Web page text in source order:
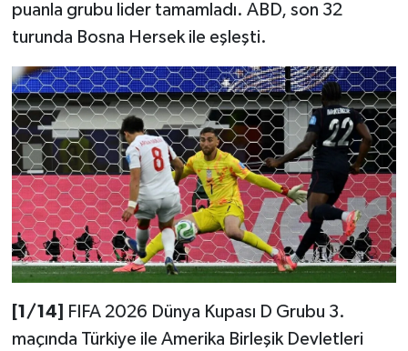
puanla grubu lider tamamladı. ABD, son 32
turunda Bosna Hersek ile eşleşti.
[1/14] FIFA 2026 Dünya Kupası D Grubu 3.
maçında Türkiye ile Amerika Birleşik Devletleri